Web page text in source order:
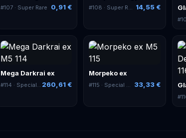
#107· Super Rare 0,91 € #108 · Super Rare 14,55 €
#
Mega Darkrai ex
#114 · Special Art Rare 260,61 €
Morpeko ex
#115 · Special Art Rare 33,33 €
#